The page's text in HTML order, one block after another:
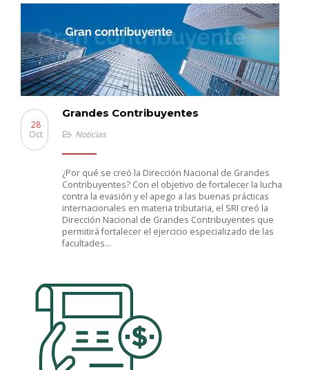
Grandes Contribuyentes
28
Oct
Noticias
¿Por qué se creó la Dirección Nacional de Grandes
Contribuyentes? Con el objetivo de fortalecer la lucha
contra la evasión y el apego a las buenas prácticas
internacionales en materia tributaria, el SRI creó la
Dirección Nacional de Grandes Contribuyentes que
permitirá fortalecer el ejercicio especializado de las
facultades…